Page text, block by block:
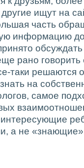
ищут на
часть
информацию
рано
таки решаются
на
самое
а не